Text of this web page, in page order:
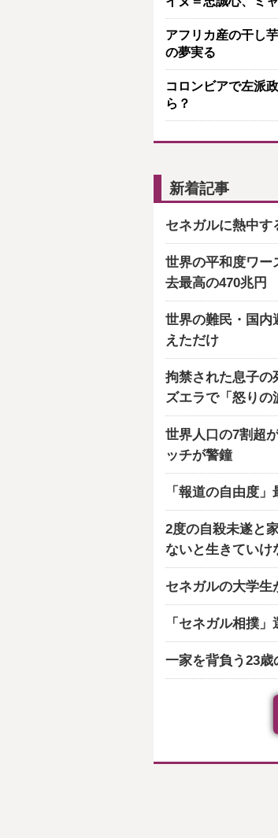
アフリカ産の干し
の夢実る
コロンビアで左派
ら？
新着記事
セネガルに熱中す
世界の平和度ワー
去最高の470兆円
世界の難民・国内
えただけ
拘禁された息子
ズエラで「怒りの
世界人口の7割超
ッチが警鐘
「報道の自由度
2度の自殺未遂と
ないと生きていけ
セネガルの大学生
「セネガル相撲
一家を背負う23